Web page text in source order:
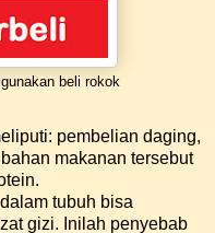
beli rokok
pembelian daging,
makanan tersebut
tubuh bisa
gizi. Inilah penyebab